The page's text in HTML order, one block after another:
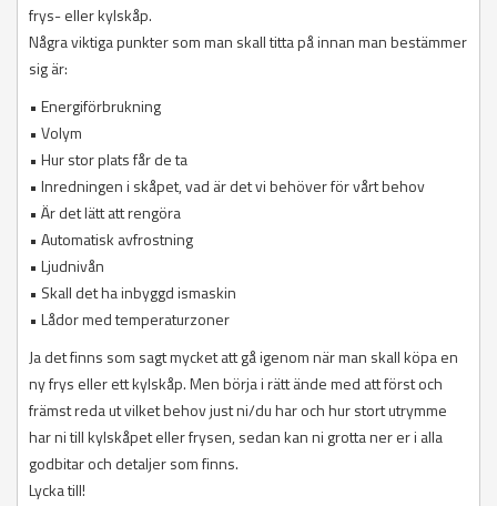
frys- eller kylskåp.
Några viktiga punkter som man skall titta på innan man bestämmer
sig är:
• Energiförbrukning
• Volym
• Hur stor plats får de ta
• Inredningen i skåpet, vad är det vi behöver för vårt behov
• Är det lätt att rengöra
• Automatisk avfrostning
• Ljudnivån
• Skall det ha inbyggd ismaskin
• Lådor med temperaturzoner
Ja det finns som sagt mycket att gå igenom när man skall köpa en
ny frys eller ett kylskåp. Men börja i rätt ände med att först och
främst reda ut vilket behov just ni/du har och hur stort utrymme
har ni till kylskåpet eller frysen, sedan kan ni grotta ner er i alla
godbitar och detaljer som finns.
Lycka till!